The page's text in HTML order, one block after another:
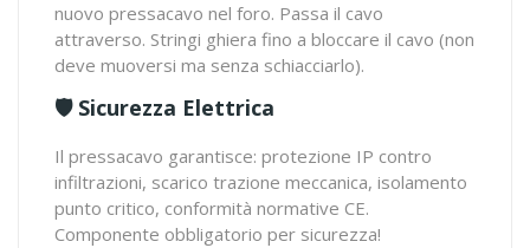
nuovo pressacavo nel foro. Passa il cavo
attraverso. Stringi ghiera fino a bloccare il cavo (non
deve muoversi ma senza schiacciarlo).
🛡️ Sicurezza Elettrica
Il pressacavo garantisce: protezione IP contro
infiltrazioni, scarico trazione meccanica, isolamento
punto critico, conformità normative CE.
Componente obbligatorio per sicurezza!